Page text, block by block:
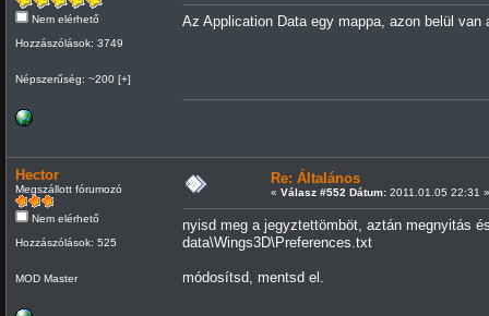
Nem elérhető
Hozzászólások: 3749
Népszerűség: ~200 [+]
Az Application Data egy mappa, azon belül
Hector
Megszállott fórumozó
Nem elérhető
Hozzászólások: 525
MOD Master
Re: Általános
« Válasz #552 Dátum:2011.01.05 22:31 »
nyisd meg a jegyztettömböt, aztán megnyitás
data\Wings3D\Preferences.txt
módosítsd, mentsd el.